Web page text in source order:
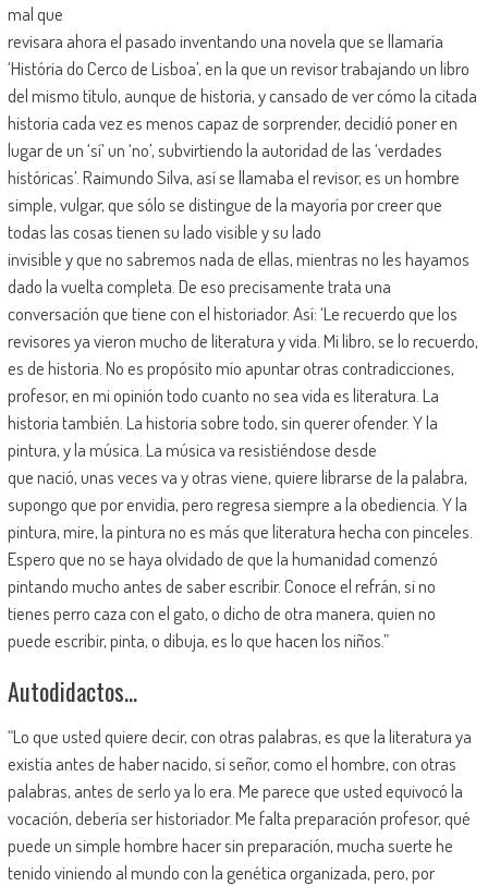
mal que
revisara ahora el pasado inventando una novela que se llamaría
‘História do Cerco de Lisboa’, en la que un revisor trabajando un libro
del mismo título, aunque de historia, y cansado de ver cómo la citada
historia cada vez es menos capaz de sorprender, decidió poner en
lugar de un ‘sí’ un ‘no’, subvirtiendo la autoridad de las ‘verdades
históricas’. Raimundo Silva, así se llamaba el revisor, es un hombre
simple, vulgar, que sólo se distingue de la mayoría por creer que
todas las cosas tienen su lado visible y su lado
invisible y que no sabremos nada de ellas, mientras no les hayamos
dado la vuelta completa. De eso precisamente trata una
conversación que tiene con el historiador. Así: ‘Le recuerdo que los
revisores ya vieron mucho de literatura y vida. Mi libro, se lo recuerdo,
es de historia. No es propósito mío apuntar otras contradicciones,
profesor, en mi opinión todo cuanto no sea vida es literatura. La
historia también. La historia sobre todo, sin querer ofender. Y la
pintura, y la música. La música va resistiéndose desde
que nació, unas veces va y otras viene, quiere librarse de la palabra,
supongo que por envidia, pero regresa siempre a la obediencia. Y la
pintura, mire, la pintura no es más que literatura hecha con pinceles.
Espero que no se haya olvidado de que la humanidad comenzó
pintando mucho antes de saber escribir. Conoce el refrán, si no
tienes perro caza con el gato, o dicho de otra manera, quien no
puede escribir, pinta, o dibuja, es lo que hacen los niños.”
Autodidactos…
“Lo que usted quiere decir, con otras palabras, es que la literatura ya
existía antes de haber nacido, sí señor, como el hombre, con otras
palabras, antes de serlo ya lo era. Me parece que usted equivocó la
vocación, debería ser historiador. Me falta preparación profesor, qué
puede un simple hombre hacer sin preparación, mucha suerte he
tenido viniendo al mundo con la genética organizada, pero, por